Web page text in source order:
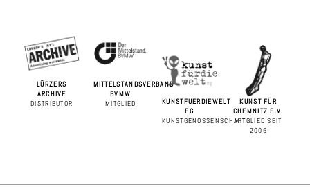
LÜRZERS
ARCHIVE
DISTRIBUTOR
MITTELSTANDSVERBAND
BVMW
MITGLIED
KUNSTFUERDIEWELT
EG
KUNSTGENOSSENSCHAFT
KUNST FÜR
CHEMNITZ E.V.
MITGLIED SEIT
2006